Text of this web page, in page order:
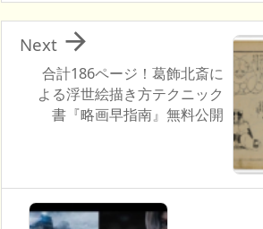
合計186ページ！葛飾北斎に
よる浮世絵描き方テクニック
書『略画早指南』無料公開

Next